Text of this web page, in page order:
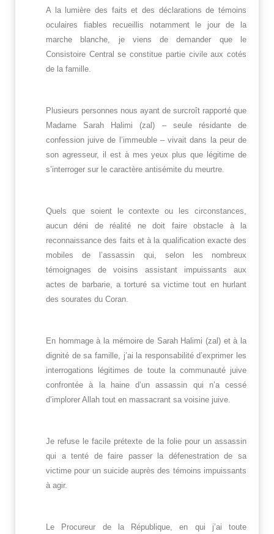
A la lumière des faits et des déclarations de témoins
oculaires fiables recueillis notamment le jour de la
marche blanche, je viens de demander que le
Consistoire Central se constitue partie civile aux cotés
de la famille.
Plusieurs personnes nous ayant de surcroît rapporté que
Madame Sarah Halimi (zal) – seule résidante de
confession juive de l’immeuble – vivait dans la peur de
son agresseur, il est à mes yeux plus que légitime de
s’interroger sur le caractère antisémite du meurtre.
Quels que soient le contexte ou les circonstances,
aucun déni de réalité ne doit faire obstacle à la
reconnaissance des faits et à la qualification exacte des
mobiles de l’assassin qui, selon les nombreux
témoignages de voisins assistant impuissants aux
actes de barbarie, a torturé sa victime tout en hurlant
des sourates du Coran.
En hommage à la mémoire de Sarah Halimi (zal) et à la
dignité de sa famille, j’ai la responsabilité d’exprimer les
interrogations légitimes de toute la communauté juive
confrontée à la haine d’un assassin qui n’a cessé
d’implorer Allah tout en massacrant sa voisine juive.
Je refuse le facile prétexte de la folie pour un assassin
qui a tenté de faire passer la défenestration de sa
victime pour un suicide auprès des témoins impuissants
à agir.
Le Procureur de la République, en qui j’ai toute